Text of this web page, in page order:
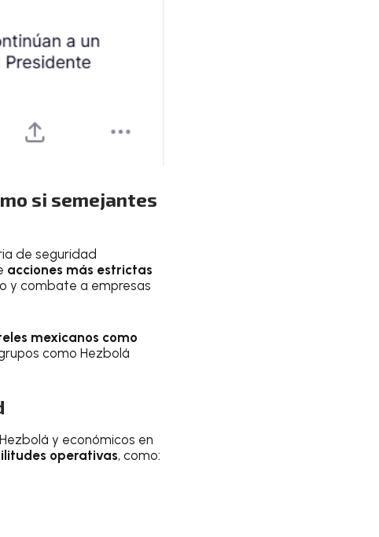
si semejantes
de seguridad
acciones más estrictas
y combate a empresas
mexicanos como
como Hezbolá
y económicos en
operativas, como: